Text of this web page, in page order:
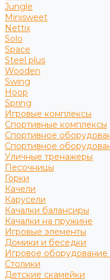
Jungle
Minisweet
Nettix
Solo
Space
Steel plus
Wooden
Swing
Hoop
Spring
Игровые комплексы
Спортивные комплексы
Спортивное
Спортивное
Уличные тренажеры
Песочницы
Горки
Качели
Карусели
Качалки балансиры
Качалки на пружине
Игровые элементы
Домики и беседки
Игровое оборудование
Столики
Детские скамейки